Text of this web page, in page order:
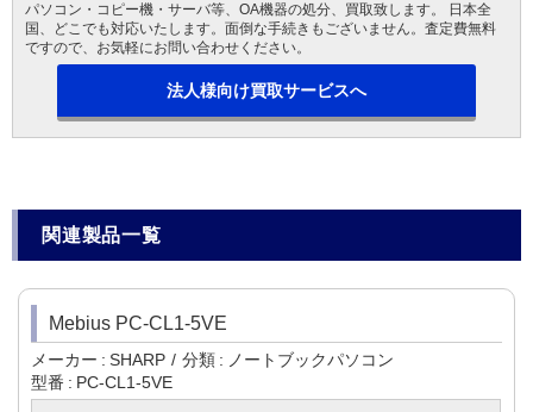
パソコン・コピー機・サーバ等、OA機器の処分、買取致します。 日本全
国、どこでも対応いたします。面倒な手続きもございません。査定費無料
ですので、お気軽にお問い合わせください。
法人様向け買取サービスへ
関連製品一覧
Mebius PC-CL1-5VE
メーカー SHARP 分類
ノートブックパソコン
型番
PC-CL1-5VE